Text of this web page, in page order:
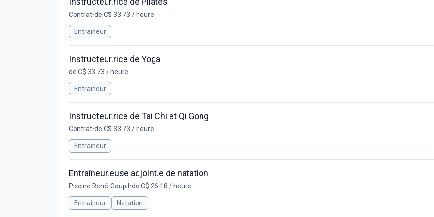
Contrat•de C$ 33.73 / heure
Entraineur
Instructeur.rice de Yoga
de C$ 33.73 / heure
Entraineur
Instructeur.rice de Tai Chi et Qi Gong
Contrat•de C$ 33.73 / heure
Entraineur
Entraîneur.euse adjoint.e de natation
Piscine René-Goupil •de C$ 26.18 / heure
Entraineur Natation